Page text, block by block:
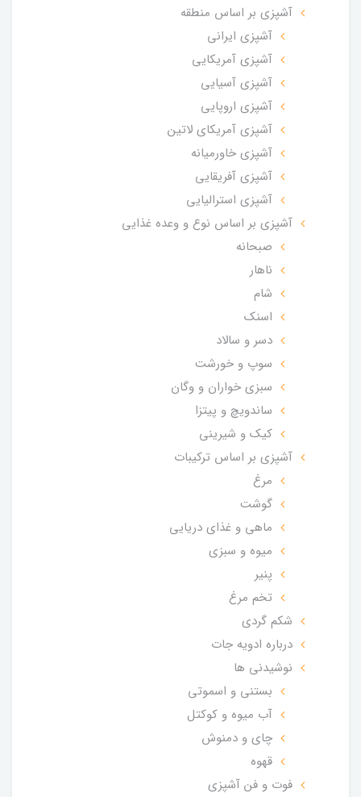
آشپزی بر اساس منطقه
آشپزی ایرانی
آشپزی آمریکایی
آشپزی آسیایی
آشپزی اروپایی
آشپزی آمریکای لاتین
آشپزی خاورمیانه
آشپزی آفریقایی
آشپزی استرالیایی
آشپزی بر اساس نوع و وعده غذایی
صبحانه
ناهار
شام
اسنک
دسر و سالاد
سوپ و خورشت
سبزی خواران و وگان
ساندویچ و پیتزا
کیک و شیرینی
آشپزی بر اساس ترکیبات
مرغ
گوشت
ماهی و غذای دریایی
میوه و سبزی
پنیر
تخم مرغ
شکم گردی
درباره ادویه جات
نوشیدنی ها
بستنی و اسموتی
آب میوه و کوکتل
چای و دمنوش
قهوه
فوت و فن آشپزی